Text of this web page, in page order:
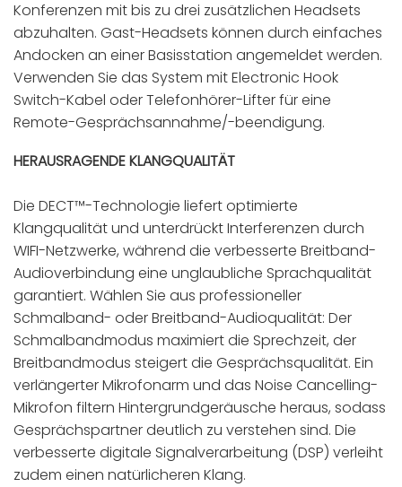
Konferenzen mit bis zu drei zusätzlichen Headsets
abzuhalten. Gast-Headsets können durch einfaches
Andocken an einer Basisstation angemeldet werden.
Verwenden Sie das System mit Electronic Hook
Switch-Kabel oder Telefonhörer-Lifter für eine
Remote-Gesprächsannahme/-beendigung.
HERAUSRAGENDE KLANGQUALITÄT
Die DECT™-Technologie liefert optimierte
Klangqualität und unterdrückt Interferenzen durch
WIFI-Netzwerke, während die verbesserte Breitband-
Audioverbindung eine unglaubliche Sprachqualität
garantiert. Wählen Sie aus professioneller
Schmalband- oder Breitband-Audioqualität: Der
Schmalbandmodus maximiert die Sprechzeit, der
Breitbandmodus steigert die Gesprächsqualität. Ein
verlängerter Mikrofonarm und das Noise Cancelling-
Mikrofon filtern Hintergrundgeräusche heraus, sodass
Gesprächspartner deutlich zu verstehen sind. Die
verbesserte digitale Signalverarbeitung (DSP) verleiht
zudem einen natürlicheren Klang.